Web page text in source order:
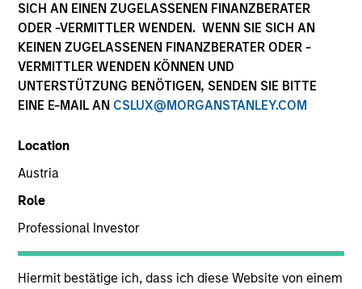
SICH AN EINEN ZUGELASSENEN FINANZBERATER
ODER -VERMITTLER WENDEN. WENN SIE SICH AN
KEINEN ZUGELASSENEN FINANZBERATER ODER -
VERMITTLER WENDEN KÖNNEN UND
UNTERSTÜTZUNG BENÖTIGEN, SENDEN SIE BITTE
EINE E-MAIL AN CSLUX@MORGANSTANLEY.COM
Location
Austria
Role
Professional Investor
Hiermit bestätige ich, dass ich diese Website von einem
12 Years
TEAM